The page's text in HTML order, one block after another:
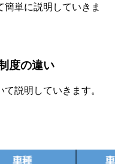
簡単に説明していきま
度の違い
説明していきます。